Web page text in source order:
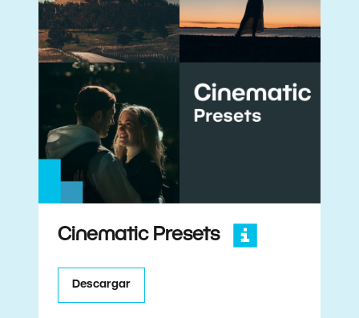
Cinematic Presets
Descargar